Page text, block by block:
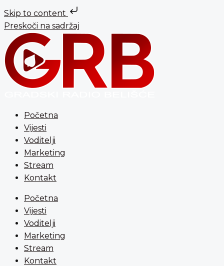
Skip to content
Preskoči na sadržaj
Početna
Vijesti
Voditelji
Marketing
Stream
Kontakt
Početna
Vijesti
Voditelji
Marketing
Stream
Kontakt